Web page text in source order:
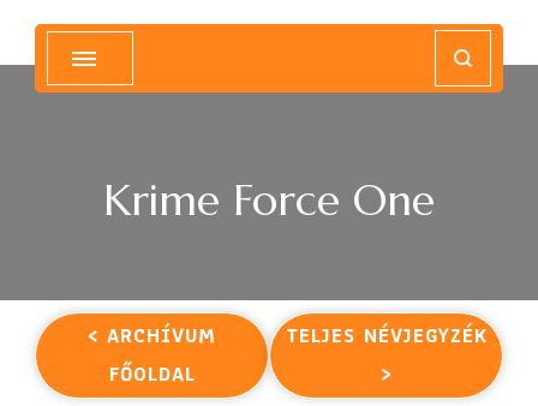
Krime Force One
< ARCHÍVUM
FŐOLDAL
TELJES NÉVJEGYZÉK
>